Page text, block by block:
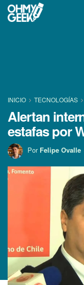
INICIO TECNOLOGÍ­AS
Alertan
estafas por
Por Felipe Ovalle